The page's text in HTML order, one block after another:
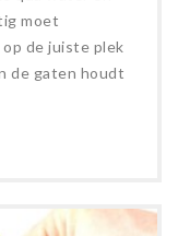
moet
de juiste plek
de gaten houdt